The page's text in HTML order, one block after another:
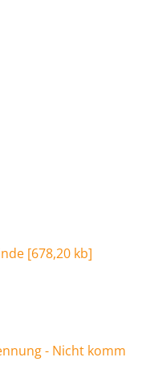
[678,20 kb]
- Nicht komm